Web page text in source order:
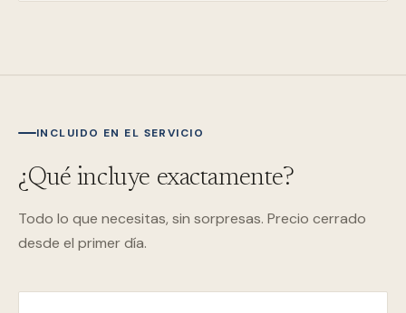
INCLUIDO EN EL SERVICIO
¿Qué incluye exactamente?
Todo lo que necesitas, sin sorpresas. Precio cerrado
desde el primer día.